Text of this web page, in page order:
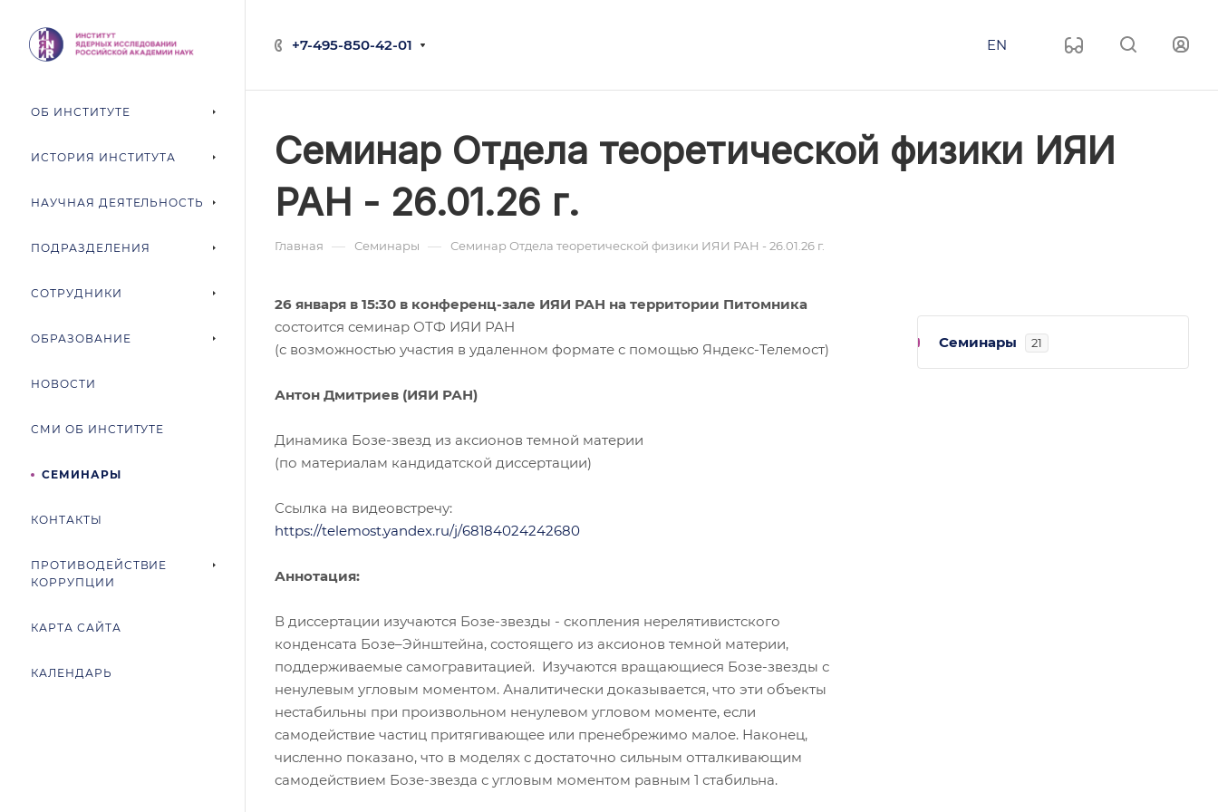
+7-495-850-42-01 EN
ОБ ИНСТИТУТЕ
ИСТОРИЯ ИНСТИТУТА
НАУЧНАЯ ДЕЯТЕЛЬНОСТЬ
ПОДРАЗДЕЛЕНИЯ
СОТРУДНИКИ
ОБРАЗОВАНИЕ
НОВОСТИ
СМИ ОБ ИНСТИТУТЕ
СЕМИНАРЫ
КОНТАКТЫ
ПРОТИВОДЕЙСТВИЕ
КОРРУПЦИИ
КАРТА САЙТА
КАЛЕНДАРЬ
Семинар Отдела теоретической физики ИЯИ
РАН - 26.01.26 г.
Главная — Семинары — Семинар Отдела теоретической физики ИЯИ РАН - 26.01.26 г.
26 января в 15:30 в конференц-зале ИЯИ РАН на территории Питомника
состоится семинар ОТФ ИЯИ РАН
(с возможностью участия в удаленном формате с помощью Яндекс-Телемост)
Антон Дмитриев (ИЯИ РАН)
Динамика Бозе-звезд из аксионов темной материи
(по материалам кандидатской диссертации)
Ссылка на видеовстречу:
https://telemost.yandex.ru/j/68184024242680
Аннотация:
В диссертации изучаются Бозе-звезды - скопления нерелятивистского
конденсата Бозе–Эйнштейна, состоящего из аксионов темной материи,
поддерживаемые самогравитацией. Изучаются вращающиеся Бозе-звезды с
ненулевым угловым моментом. Аналитически доказывается, что эти объекты
нестабильны при произвольном ненулевом угловом моменте, если
самодействие частиц притягивающее или пренебрежимо малое. Наконец,
численно показано, что в моделях с достаточно сильным отталкивающим
самодействием Бозе-звезда с угловым моментом равным 1 стабильна.
Семинары 21